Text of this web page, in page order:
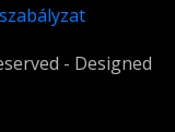
- Designed